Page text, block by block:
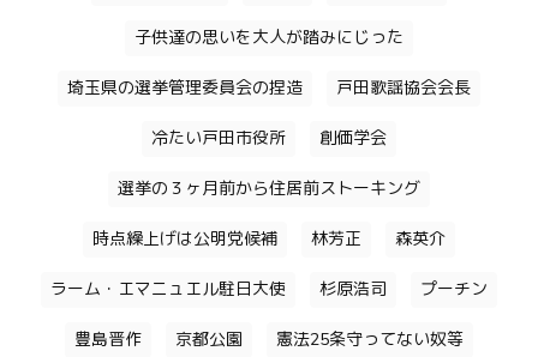
子供達の思いを大人が踏みにじった
埼玉県の選挙管理委員会の捏造 戸田歌謡協会会長
冷たい戸田市役所 創価学会
選挙の３ヶ月前から住居前ストーキング
時点繰上げは公明党候補 林芳正 森英介
ラーム・エマニュエル駐日大使 杉原浩司 プーチン
豊島晋作 京都公園 憲法25条守ってない奴等